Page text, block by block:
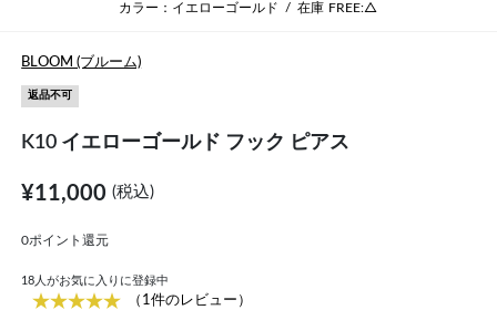
カラー：イエローゴールド / 在庫 FREE:△
BLOOM (ブルーム)
返品不可
K10 イエローゴールド フック ピアス
¥11,000(税込)
0ポイント還元
18 人がお気に入りに登録中
（1件のレビュー）